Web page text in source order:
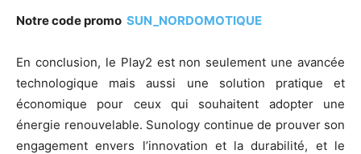
Notre code promo SUN_NORDOMOTIQUE
En conclusion, le Play2 est non seulement une avancée
technologique mais aussi une solution pratique et
économique pour ceux qui souhaitent adopter une
énergie renouvelable. Sunology continue de prouver son
engagement envers l’innovation et la durabilité, et le